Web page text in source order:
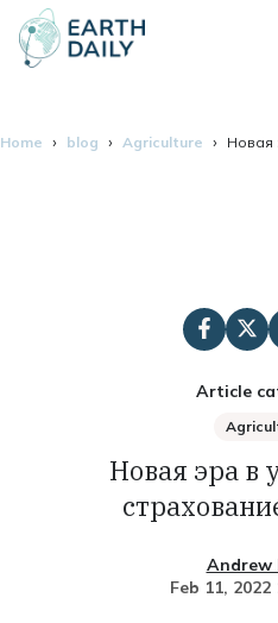
Home blog Agriculture Новая
Article
Новая эра в
Andrew
Feb 11, 2022